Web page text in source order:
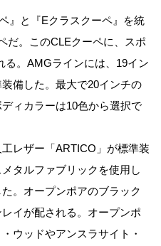
』と『Eクラスクーペ』を統
だ。このCLEクーペに、スポ
る。AMGラインには、19イン
備した。最大で20インチの
ィカラーは10色から選択で
レザー「ARTICO」が標準装
タルファブリックを使用し
。オープンポアのブラック
イが配される。オープンポ
ウッドやアンスラサイト・